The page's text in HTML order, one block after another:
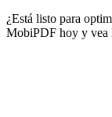
¿Está listo para
MobiPDF hoy y vea